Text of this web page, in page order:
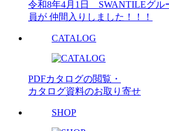
令和8年4月1日 SWANTILEグル
員が 仲間入りしました！！！
CATALOG
PDFカタログの閲覧・
カタログ資料のお取り寄せ
SHOP